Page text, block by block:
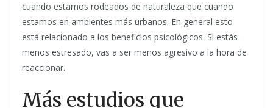
cuando estamos rodeados de naturaleza que cuando
estamos en ambientes más urbanos. En general esto
está relacionado a los beneficios psicológicos. Si estás
menos estresado, vas a ser menos agresivo a la hora de
reaccionar.
Más estudios que